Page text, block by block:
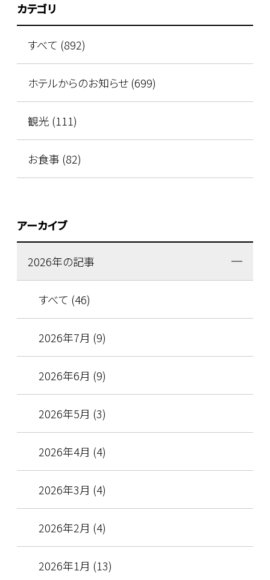
カテゴリ
すべて (892)
ホテルからのお知らせ (699)
観光 (111)
お食事 (82)
アーカイブ
2026年の記事
すべて (46)
2026年7月 (9)
2026年6月 (9)
2026年5月 (3)
2026年4月 (4)
2026年3月 (4)
2026年2月 (4)
2026年1月 (13)